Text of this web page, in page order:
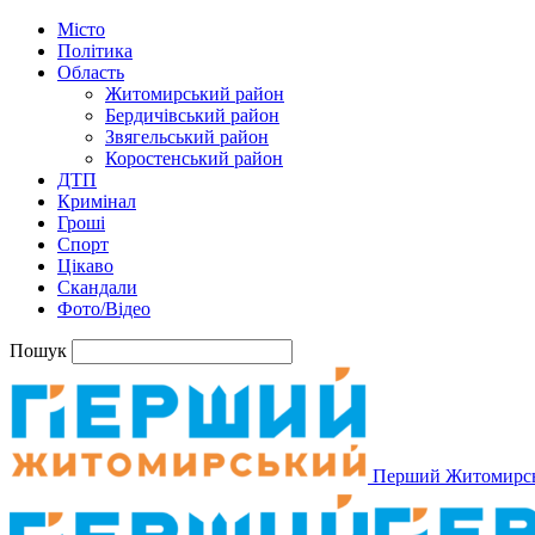
Місто
Політика
Область
Житомирський район
Бердичівський район
Звягельський район
Коростенський район
ДТП
Кримінал
Гроші
Спорт
Цікаво
Скандали
Фото/Відео
Пошук
Перший